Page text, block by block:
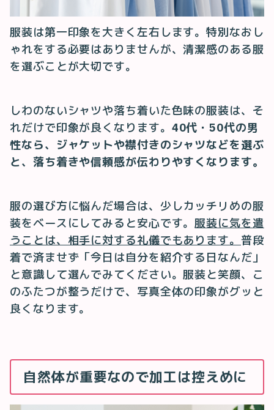
服装は第一印象を大きく左右します。特別なおし
ゃれをする必要はありませんが、清潔感のある服
を選ぶことが大切です。
しわのないシャツや落ち着いた色味の服装は、そ
れだけで印象が良くなります。 40代・50代の男
性なら、ジャケットや襟付きのシャツなどを選ぶ
と、落ち着きや信頼感が伝わりやすくなります。
服の選び方に悩んだ場合は、少しカッチリめの服
装をベースにしてみると安心です。服装に気を遣
うことは、相手に対する礼儀でもあります。 普段
着で済ませず「今日は自分を紹介する日なんだ」
と意識して選んでみてください。服装と笑顔、こ
のふたつが整うだけで、写真全体の印象がグッと
良くなります。
自然体が重要なので加工は控えめに